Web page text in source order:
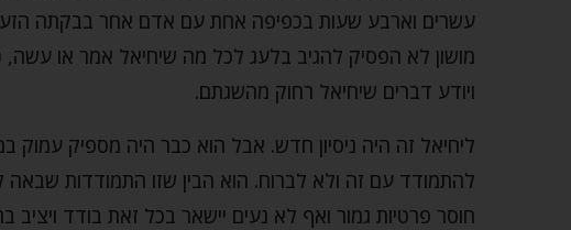
עשרים וארבע שעות בכפיפה אחת עם אדם אחר בבקתה
מושון לא הפסיק להגיב בלעג לכל מה שיחיאל אמר או עשה,
ויודע דברים שיחיאל רחוק מהשגתם.
ליחיאל זה היה ניסיון חדש. אבל הוא כבר היה מספיק עמוק
להתמודד עם זה ולא לברוח. הוא הבין שזו התמודדות
חוסר פרטיות גמור ואף לא נעים יישאר בכל זאת בודד ויציב